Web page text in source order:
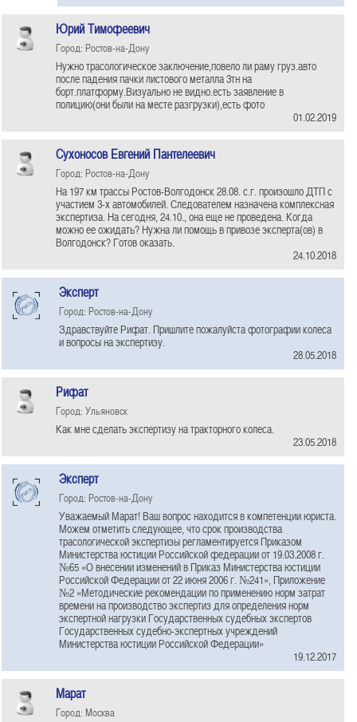
Юрий Тимофеевич
Город: Ростов-на-Дону
Нужно трасологическое заключение,повело ли раму груз.авто
после падения пачки листового металла 3тн на
борт.платформу.Визуально не видно.есть заявление в
полицию(они были на месте разгрузки),есть фото
01.02.2019
Сухоносов Евгений Пантелеевич
Город: Ростов-на-Дону
На 197 км трассы Ростов-Волгодонск 28.08. с.г. произошло ДТП с
участием 3-х автомобилей. Следователем назначена комплексная
экспертиза. На сегодня, 24.10., она еще не проведена. Когда
можно ее ожидать? Нужна ли помощь в привозе эксперта(ов) в
Волгодонск? Готов оказать.
24.10.2018
Эксперт
Город: Ростов-на-Дону
Здравствуйте Рифат. Пришлите пожалуйста фотографии колеса
и вопросы на экспертизу.
28.05.2018
Рифат
Город: Ульяновск
Как мне сделать экспертизу на тракторного колеса.
23.05.2018
Эксперт
Город: Ростов-на-Дону
Уважаемый Марат! Ваш вопрос находится в компетенции юриста.
Можем отметить следующее, что срок производства
трасологической экспертизы регламентируется Приказом
Министерства юстиции Российской федерации от 19.03.2008 г.
№65 «О внесении изменений в Приказ Министерства юстиции
Российской Федерации от 22 июня 2006 г. №241», Приложение
№2 «Методические рекомендации по применению норм затрат
времени на производство экспертиз для определения норм
экспертной нагрузки Государственных судебных экспертов
Государственных судебно-экспертных учреждений
Министерства юстиции Российской Федерации»
19.12.2017
Марат
Город: Москва